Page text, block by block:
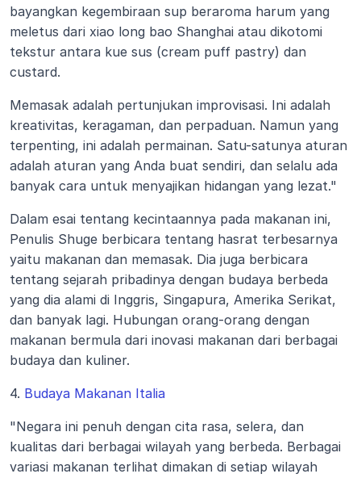
bayangkan kegembiraan sup beraroma harum yang
meletus dari xiao long bao Shanghai atau dikotomi
tekstur antara kue sus (cream puff pastry) dan
custard.
Memasak adalah pertunjukan improvisasi. Ini adalah
kreativitas, keragaman, dan perpaduan. Namun yang
terpenting, ini adalah permainan. Satu-satunya aturan
adalah aturan yang Anda buat sendiri, dan selalu ada
banyak cara untuk menyajikan hidangan yang lezat."
Dalam esai tentang kecintaannya pada makanan ini,
Penulis Shuge berbicara tentang hasrat terbesarnya
yaitu makanan dan memasak. Dia juga berbicara
tentang sejarah pribadinya dengan budaya berbeda
yang dia alami di Inggris, Singapura, Amerika Serikat,
dan banyak lagi. Hubungan orang-orang dengan
makanan bermula dari inovasi makanan dari berbagai
budaya dan kuliner.
4. Budaya Makanan Italia
"Negara ini penuh dengan cita rasa, selera, dan
kualitas dari berbagai wilayah yang berbeda. Berbagai
variasi makanan terlihat dimakan di setiap wilayah